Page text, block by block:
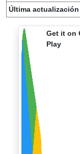
Última actualización
Get it on
Play